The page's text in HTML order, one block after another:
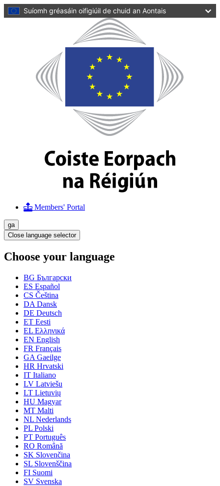
main
contentSuíomh gréasáin oifigiúil de chuid an Aontais
Members' Portal
ga
Close language selector
Choose your language
BG Български
ES Español
CS Čeština
DA Dansk
DE Deutsch
ET Eesti
EL Ελληνικά
EN English
FR Français
GA Gaeilge
HR Hrvatski
IT Italiano
LV Latviešu
LT Lietuvių
HU Magyar
MT Malti
NL Nederlands
PL Polski
PT Português
RO Română
SK Slovenčina
SL Slovenščina
FI Suomi
SV Svenska